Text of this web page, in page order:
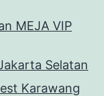
MEJA VIP
Selatan
Karawang